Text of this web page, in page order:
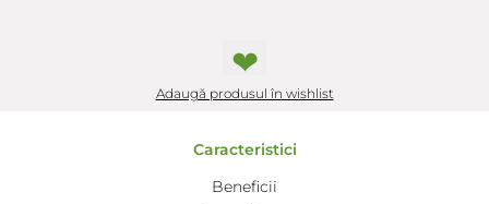
❤
Adaugă produsul în wishlist
Caracteristici
Beneficii